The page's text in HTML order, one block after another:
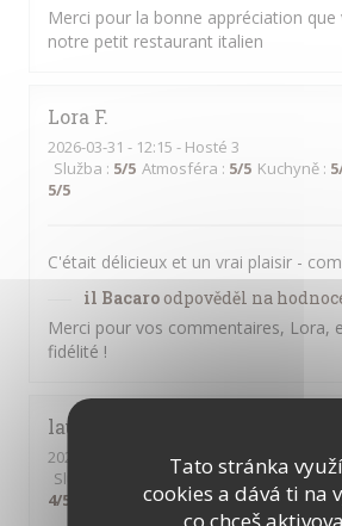
Tato stránka
cookies a dává ti na
co chceš
Merci pour la bonne appréciation
notre petit restaurant italien
Lora F
2026-03-31 - 12:15 - Hosté 3
Služba : 5/5 Atmosféra : 5/5 Kuchyně : 5
5/5
C'était délicieux et un vrai plaisir -
il Bacaroodpověděl na
Merci pour vos commentaires, Lora,
fidélité !
laurence
2026-03-13
- 21:00 - Hosté 2
Služba
Atmosféra :3/5 Kuchyně: 4
4/5